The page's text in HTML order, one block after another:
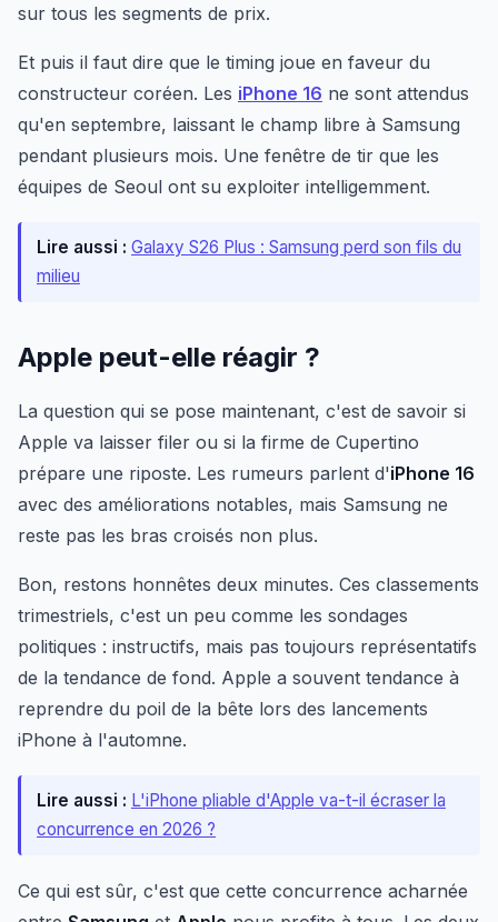
sur tous les segments de prix.
Et puis il faut dire que le timing joue en faveur du
constructeur coréen. Les iPhone 16 ne sont attendus
qu'en septembre, laissant le champ libre à Samsung
pendant plusieurs mois. Une fenêtre de tir que les
équipes de Seoul ont su exploiter intelligemment.
Lire aussi : Galaxy S26 Plus : Samsung perd son fils du
milieu
Apple peut-elle réagir ?
La question qui se pose maintenant, c'est de savoir si
Apple va laisser filer ou si la firme de Cupertino
prépare une riposte. Les rumeurs parlent d'iPhone 16
avec des améliorations notables, mais Samsung ne
reste pas les bras croisés non plus.
Bon, restons honnêtes deux minutes. Ces classements
trimestriels, c'est un peu comme les sondages
politiques : instructifs, mais pas toujours représentatifs
de la tendance de fond. Apple a souvent tendance à
reprendre du poil de la bête lors des lancements
iPhone à l'automne.
Lire aussi : L'iPhone pliable d'Apple va-t-il écraser la
concurrence en 2026 ?
Ce qui est sûr, c'est que cette concurrence acharnée